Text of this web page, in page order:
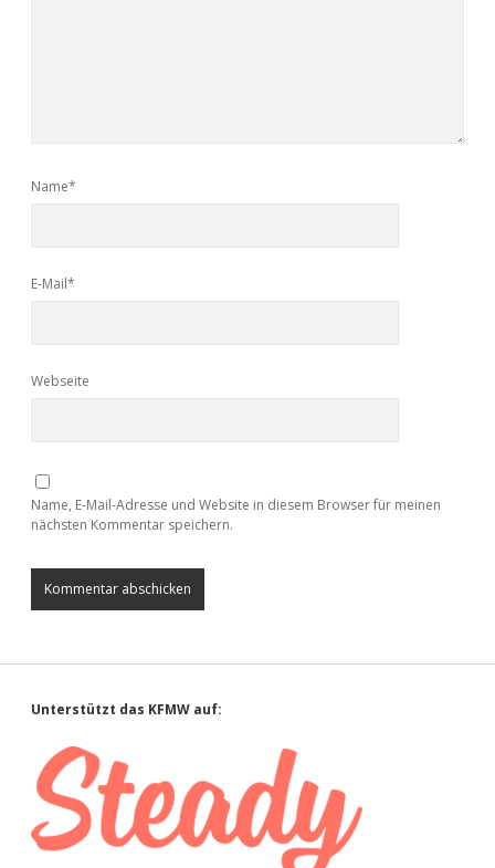
Name*
E-Mail*
Webseite
Name, E-Mail-Adresse und Website in diesem Browser für meinen
nächsten Kommentar speichern.
Sidebar
Unterstützt das KFMW auf: